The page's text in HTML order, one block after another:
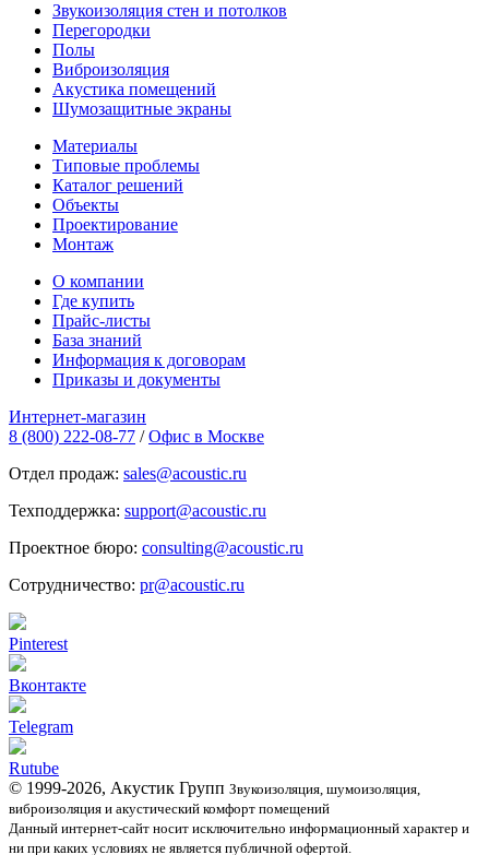
Звукоизоляция стен и потолков
Перегородки
Полы
Виброизоляция
Акустика помещений
Шумозащитные экраны
Материалы
Типовые проблемы
Каталог решений
Объекты
Проектирование
Монтаж
О компании
Где купить
Прайс-листы
База знаний
Информация к договорам
Приказы и документы
Интернет-магазин
8 (800) 222-08-77 / Офис в Москве
Отдел продаж: sales@acoustic.ru
Техподдержка: support@acoustic.ru
Проектное бюро: consulting@acoustic.ru
Сотрудничество: pr@acoustic.ru
Pinterest
Вконтакте
Telegram
Rutube
© 1999-2026, Акустик Групп Звукоизоляция, шумоизоляция,
виброизоляция и акустический комфорт помещений
Данный интернет-сайт носит исключительно информационный характер и
ни при каких условиях не является публичной офертой.